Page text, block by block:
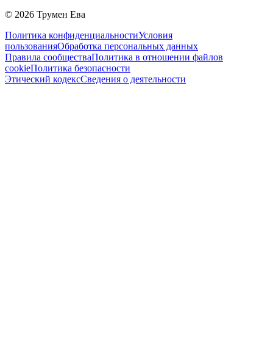
© 2026 Трумен Ева
Политика конфиденциальностиУсловия
пользованияОбработка персональных данных
Правила сообществаПолитика в отношении файлов
cookieПолитика безопасности
Этический кодексСведения о деятельности